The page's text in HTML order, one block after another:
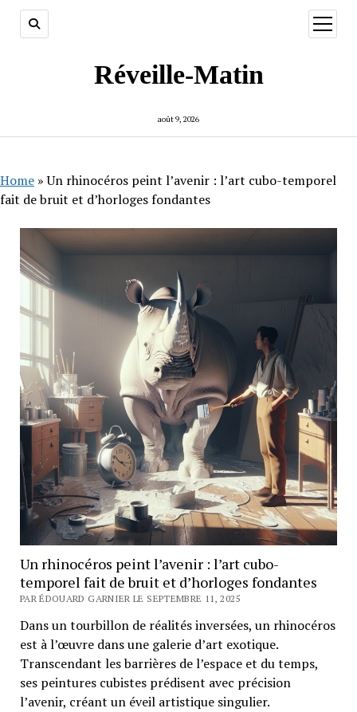
Réveille-Matin
août 9, 2026
ouvrir
menu
Home »Un rhinocéros peint l’avenir : l’art cubo-temporel
fait de bruit et d’horloges fondantes
Un rhinocéros peint l’avenir : l’art cubo-
temporel fait de bruit et d’horloges fondantes
PAR ÉDOUARD GARNIER LE SEPTEMBRE 11, 2025
Dans un tourbillon de réalités inversées, un rhinocéros
est à l’œuvre dans une galerie d’art exotique.
Transcendant les barrières de l’espace et du temps,
ses peintures cubistes prédisent avec précision
l’avenir, créant un éveil artistique singulier.